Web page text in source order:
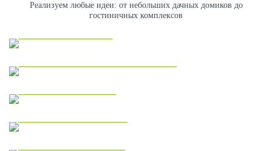
Реализуем любые идеи: от небольших дачных домиков до
гостиничных комплексов